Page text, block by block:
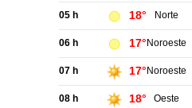
05 h 18° Norte
06 h 17° Noroeste
07 h 17° Noroeste
08 h 18° Oeste